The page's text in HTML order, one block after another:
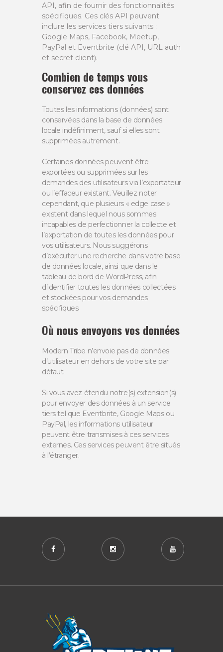
API, afin de fournir des fonctionnalités
spécifiques. Ces clés API peuvent
inclure les services tiers suivants :
Google Maps, Facebook, Meetup,
PayPal et Eventbrite (clé API, URL auth
et secret client).
Combien de temps vous
conservez ces données
Toutes les informations (données) sont
conservées dans la base de données
locale indéfiniment, sauf si elles sont
supprimées autrement.
Certaines données peuvent être
exportées ou supprimées sur les
demandes des utilisateurs via l’exportateur
ou l’effaceur existant. Veuillez noter
cependant, que plusieurs « edge case »
existent dans lequel nous sommes
incapables de perfectionner la collecte et
l’exportation de toutes les données pour
vos utilisateurs. Nous suggérons
d’exécuter une recherche dans votre base
de données locale, ainsi que dans le
tableau de bord de WordPress, afin
d’identifier toutes les données collectées
et stockées pour vos demandes
spécifiques.
Où nous envoyons vos données
Modern Tribe n’envoie pas de données
d’utilisateur en dehors de votre site par
défaut.
Si vous avez étendu notre(s) extension(s)
pour envoyer des données à un service
tiers tel que Eventbrite, Google Maps ou
PayPal, les informations utilisateur
peuvent être transmises à ces services
externes. Ces services peuvent être situés
à l’étranger.